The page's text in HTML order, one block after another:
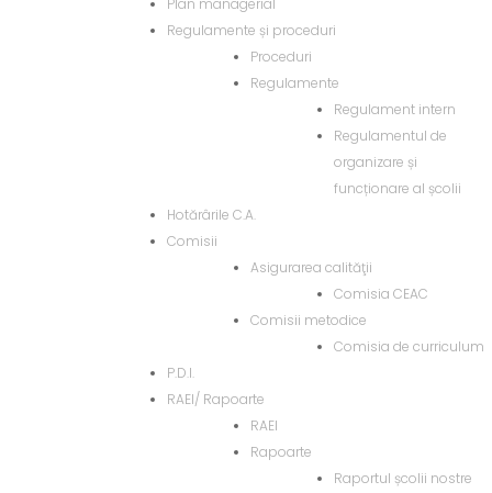
Plan managerial
Regulamente și proceduri
Proceduri
Regulamente
Regulament intern
Regulamentul de
organizare și
funcționare al școlii
Hotărârile C.A.
Comisii
Asigurarea calităţii
Comisia CEAC
Comisii metodice
Comisia de curriculum
P.D.I.
RAEI/ Rapoarte
RAEI
Rapoarte
Raportul școlii nostre